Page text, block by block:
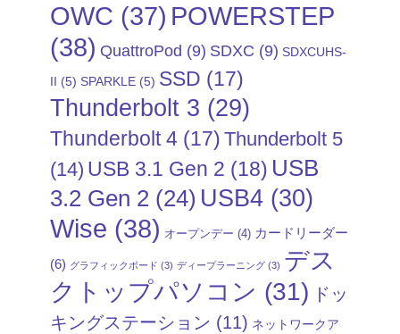
OWC (37) POWERSTEP
(38) QuattroPod (9) SDXC (9) SDXCUHS-
II (5) SPARKLE (5) SSD (17)
Thunderbolt 3 (29)
Thunderbolt 4 (17) Thunderbolt 5
(14) USB 3.1 Gen 2 (18) USB
3.2 Gen 2 (24) USB4 (30)
Wise (38) オープンデー (4) カードリーダー
(6) グラフィックボード (3) ディープラーニング (3) デス
クトップパソコン (31) ドッ
キングステーション (11) ネットワークア